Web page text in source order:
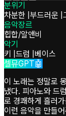
분위기
차분한 부드러운
음악장르
힙합/알앤비
악기
키 드럼
베이스
셀뮤GPT🤖
이 노래는 정말로
냈다. 피아노와 드
로 경쾌하게 흘러
이런 음악을 만들